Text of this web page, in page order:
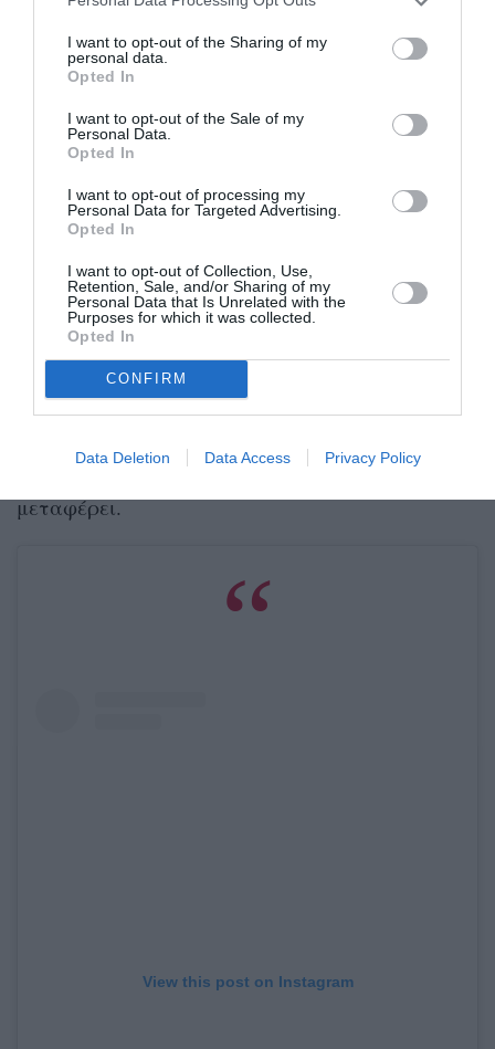
I want to opt-out of the Sharing of my
personal data.
Opted In
I want to opt-out of the Sale of my
Personal Data.
Opted In
I want to opt-out of processing my
Personal Data for Targeted Advertising.
Opted In
I want to opt-out of Collection, Use,
Retention, Sale, and/or Sharing of my
Personal Data that Is Unrelated with the
Purposes for which it was collected.
Opted In
CONFIRM
Data Deletion Data Access Privacy Policy
όπου θα κάθονται οι πιλότοι,που θα
παρακολουθούν όσα γίνονται εκτός του
αεροπλάνου μέσα από ένα ειδικό εξωτερικό
σύστημα ελέγχου, που θα τους παρουσιάζει μία
επαυξημένη πραγματικότητα, συνδυαστικά με
δεδομένα και άλλες πληροφορίες που θα είναι
Το μήκος του αεροπλάνου θα είναι περίπου 30
μέτρα και το πλάτος του 9 μέτρα. Η ταχύτητά
του θα φτάνει σχεδόν τα 1500 χιλιόμετρα ανά
ώρα, ενώ θα πετάει σε ύψος 16 χιλιάδων μέτρων,
γνωρίζουμε πόσους επιβάτες θα μπορεί να
μεταφέρει.
View this post on Instagram